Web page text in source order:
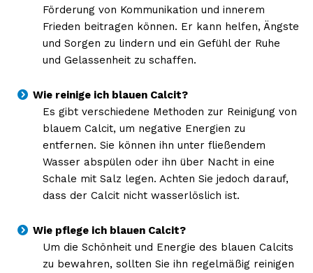
Förderung von Kommunikation und innerem
Frieden beitragen können. Er kann helfen, Ängste
und Sorgen zu lindern und ein Gefühl der Ruhe
und Gelassenheit zu schaffen.
Wie reinige ich blauen Calcit?
Es gibt verschiedene Methoden zur Reinigung von
blauem Calcit, um negative Energien zu
entfernen. Sie können ihn unter fließendem
Wasser abspülen oder ihn über Nacht in eine
Schale mit Salz legen. Achten Sie jedoch darauf,
dass der Calcit nicht wasserlöslich ist.
Wie pflege ich blauen Calcit?
Um die Schönheit und Energie des blauen Calcits
zu bewahren, sollten Sie ihn regelmäßig reinigen